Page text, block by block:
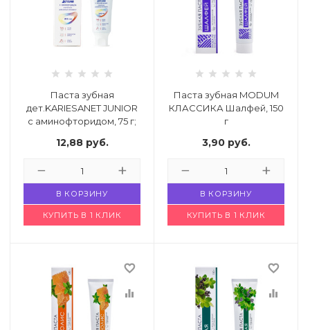
Паста зубная
дет.KARIESANET JUNIOR
с аминофторидом, 75 г;
12,88 руб.
В КОРЗИНУ
КУПИТЬ В 1 КЛИК
Паста зубная MODUM
КЛАССИКА Шалфей, 150
г
3,90 руб.
В КОРЗИНУ
КУПИТЬ В 1 КЛИК
favorite_border
equalizer
favorite_border
equalizer